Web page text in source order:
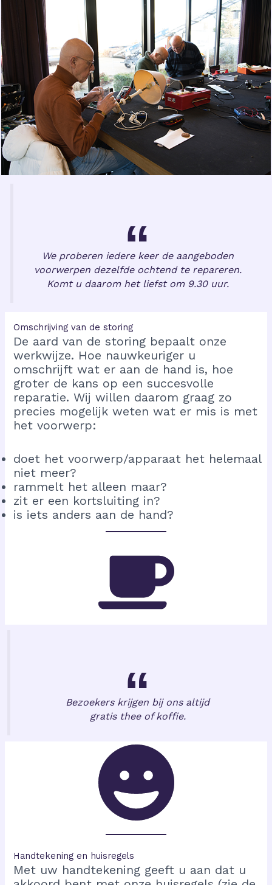
We proberen iedere keer de aangeboden
voorwerpen dezelfde ochtend te repareren.
Komt u daarom het liefst om 9.30 uur.
Omschrijving van de storing
De aard van de storing bepaalt onze
werkwijze. Hoe nauwkeuriger u
omschrijft wat er aan de hand is, hoe
groter de kans op een succesvolle
reparatie. Wij willen daarom graag zo
precies mogelijk weten wat er mis is met
het voorwerp:
doet het voorwerp/apparaat het helemaal
niet meer?
rammelt het alleen maar?
zit er een kortsluiting in?
is iets anders aan de hand?
Bezoekers krijgen bij ons altijd
gratis thee of koffie.
Handtekening en huisregels
Met uw handtekening geeft u aan dat u